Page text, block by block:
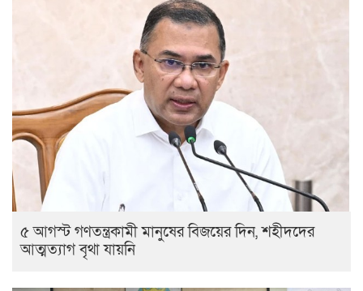
৫ আগস্ট গণতন্ত্রকামী মানুষের বিজয়ের দিন, শহীদদের
আত্মত্যাগ বৃথা যায়নি